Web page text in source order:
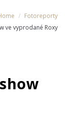
Fotoreporty
ve vyprodané Roxy